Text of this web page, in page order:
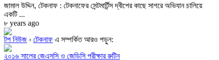
জামাল উদ্দিন, টেকনাফ : টেকনাফের সেন্টমার্টিন্স দ্বীপের কাছে সাগরে অভিযান চালিয়ে
একটি ...
৮ years ago
টপ নিউজ › টেকনাফ এ সম্পর্কিত আরও পড়ুন:
২০১৬ সালের জেএসসি ও জেডিসি পরীক্ষার রুটিন